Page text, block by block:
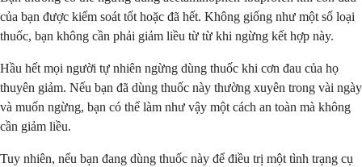
của bạn được kiểm soát tốt hoặc đã hết. Không giống như một số loại
thuốc, bạn không cần phải giảm liều từ từ khi ngừng kết hợp này.
Hầu hết mọi người tự nhiên ngừng dùng thuốc khi cơn đau của họ
thuyên giảm. Nếu bạn đã dùng thuốc này thường xuyên trong vài ngày
và muốn ngừng, bạn có thể làm như vậy một cách an toàn mà không
cần giảm liều.
Tuy nhiên, nếu bạn đang dùng thuốc này để điều trị một tình trạng cụ